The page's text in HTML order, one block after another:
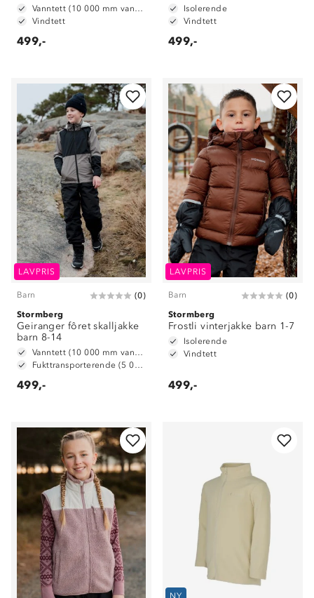
Vanntett (10 000 mm vannsøyle)
Vindtett
499,-
Isolerende
Vindtett
499,-
LAVPRIS
Barn (0)
Stormberg
Geiranger fôret skalljakke
barn 8-14
Vanntett (10 000 mm vannsøyle)
Fukttransporterende (5 000 g/m2/24t)
499,-
LAVPRIS
Barn (0)
Stormberg
Frostli vinterjakke barn 1-7
Isolerende
Vindtett
499,-
NY